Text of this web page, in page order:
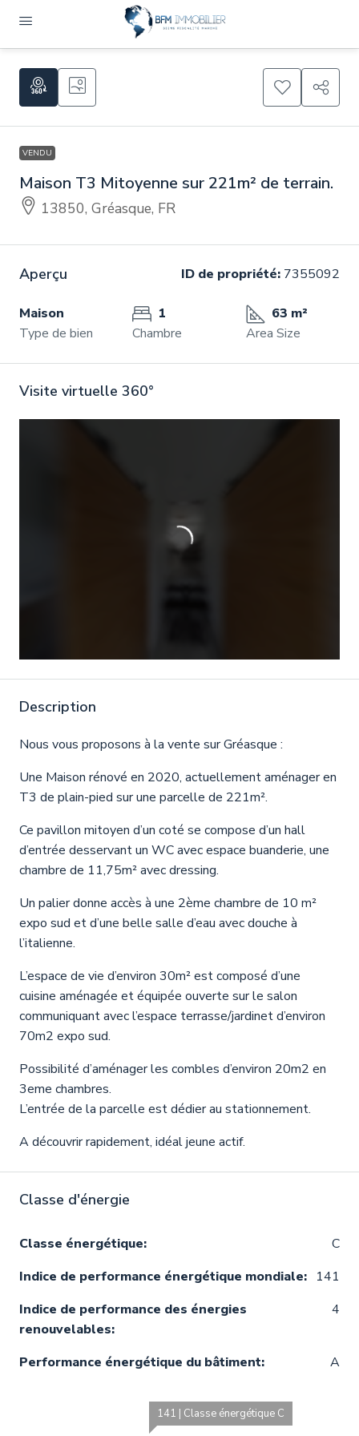
VENDU
Maison T3 Mitoyenne sur 221m² de terrain.
13850, Gréasque, FR
Aperçu ID de propriété: 7355092
Maison
Type de bien
1
Chambre
63 m²
Area Size
Visite virtuelle 360°
Description
Nous vous proposons à la vente sur Gréasque :
Une Maison rénové en 2020, actuellement aménager en
T3 de plain-pied sur une parcelle de 221m².
Ce pavillon mitoyen d’un coté se compose d’un hall
d’entrée desservant un WC avec espace buanderie, une
chambre de 11,75m² avec dressing.
Un palier donne accès à une 2ème chambre de 10 m²
expo sud et d’une belle salle d’eau avec douche à
l’italienne.
L’espace de vie d’environ 30m² est composé d’une
cuisine aménagée et équipée ouverte sur le salon
communiquant avec l’espace terrasse/jardinet d’environ
70m2 expo sud.
Possibilité d’aménager les combles d’environ 20m2 en
3eme chambres.
L’entrée de la parcelle est dédier au stationnement.
A découvrir rapidement, idéal jeune actif.
Classe d'énergie
Classe énergétique:
C
Indice de performance énergétique mondiale: 141
Indice de performance des énergies
renouvelables:
4
Performance énergétique du bâtiment: A
141 | Classe énergétique C